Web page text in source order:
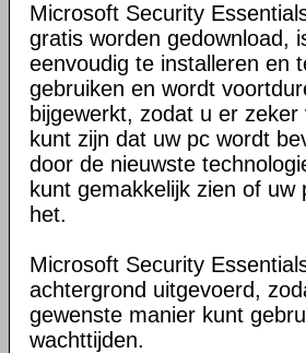
Microsoft Security
gratis worden gedownload,
eenvoudig te installeren en
gebruiken en wordt
bijgewerkt, zodat u er zeker
kunt zijn dat uw pc wordt
door de nieuwste
kunt gemakkelijk zien of
het.
Microsoft Security
achtergrond uitgevoerd,
gewenste manier kunt
wachttijden.